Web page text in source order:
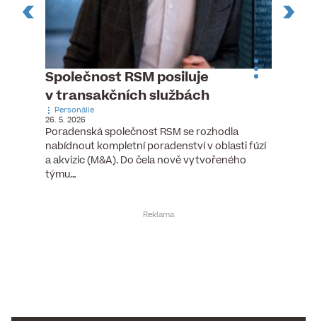
Společnost RSM posiluje
v transakčních službách
Personálie
26. 5. 2026
Poradenská společnost RSM se rozhodla
nabídnout kompletní poradenství v oblasti fúzí
a akvizic (M&A). Do čela nově vytvořeného
týmu…